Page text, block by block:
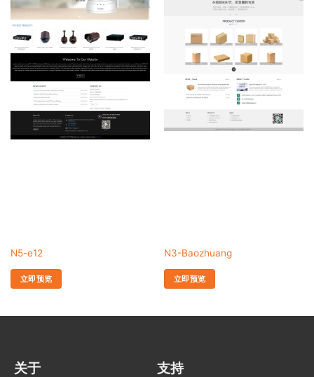
N5-e12
立即预览
N3-Baozhuang
立即预览
关于 支持